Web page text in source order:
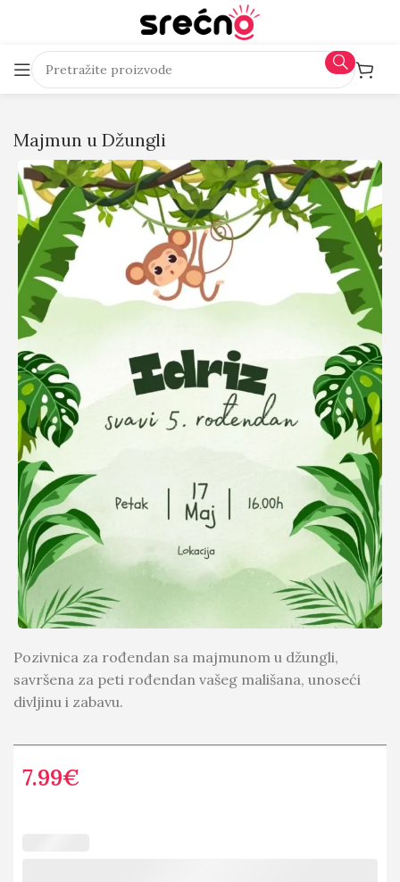
Majmun u Džungli
Pozivnica za rođendan sa majmunom u džungli,
savršena za peti rođendan vašeg mališana, unoseći
divljinu i zabavu.
7.99€